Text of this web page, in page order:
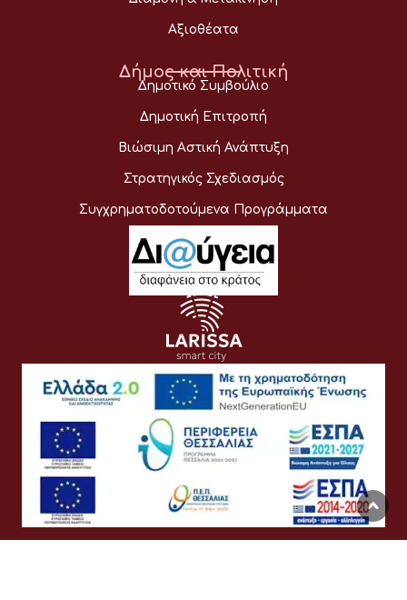
Αξιοθέατα
Δήμος και Πολιτική
Δημοτικό Συμβούλιο
Δημοτική Επιτροπή
Βιώσιμη Αστική Ανάπτυξη
Στρατηγικός Σχεδιασμός
Συγχρηματοδοτούμενα Προγράμματα